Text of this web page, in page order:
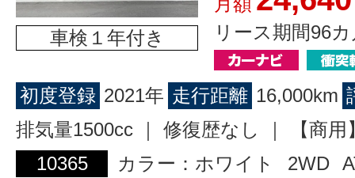
車検１年付き リース期間96
初度登録 2021年 走行距離 16,000km
排気量1500cc ｜ 修復歴なし ｜ 【商
10365
カラー：ホワイト 2WD